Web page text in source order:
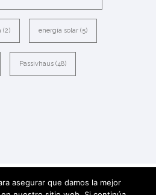
(2) energía solar (5)
Passivhaus (48)
asegurar que damos la mejor